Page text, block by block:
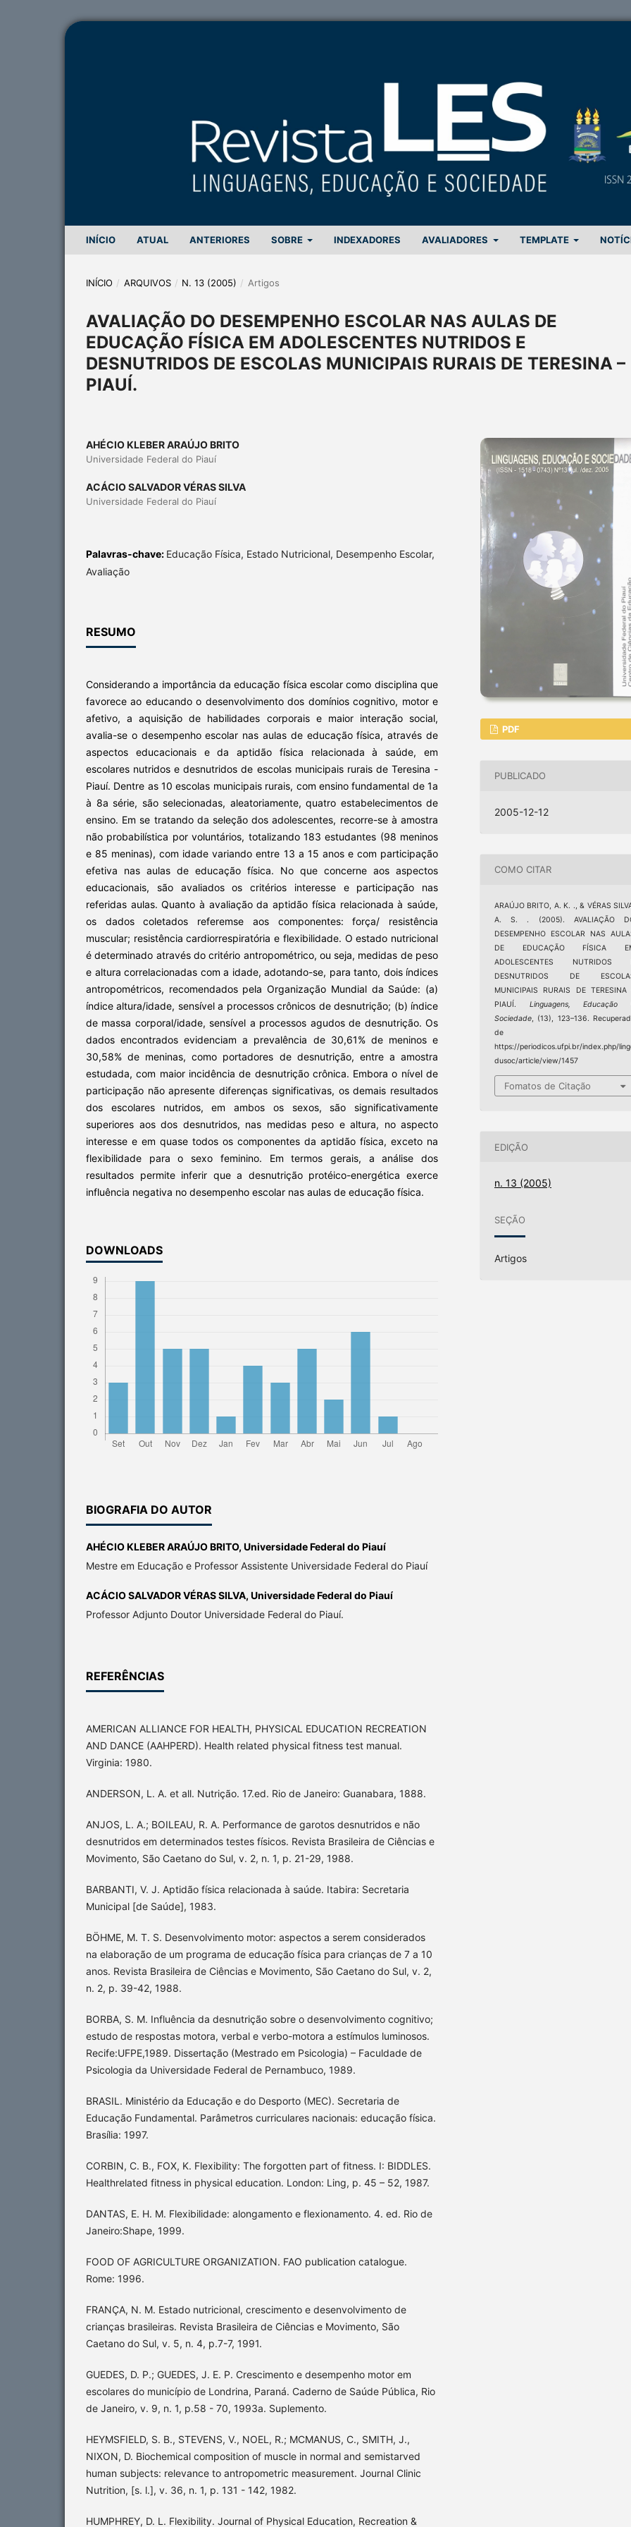
INÍCIO ATUAL ANTERIORES SOBRE INDEXADORES AVALIADORES TEMPLATE
INÍCIO / ARQUIVOS / N. 13 (2005) / Artigos
AVALIAÇÃO DO DESEMPENHO ESCOLAR NAS AULAS DE
EDUCAÇÃO FÍSICA EM ADOLESCENTES NUTRIDOS E
DESNUTRIDOS DE ESCOLAS MUNICIPAIS RURAIS DE TERESINA –
PIAUÍ.
AHÉCIO KLEBER ARAÚJO BRITO
Universidade Federal do Piauí
ACÁCIO SALVADOR VÉRAS SILVA
Universidade Federal do Piauí
Palavras-chave: Educação Física, Estado Nutricional, Desempenho Escolar,
Avaliação
RESUMO
Considerando a importância da educação física escolar como disciplina que
favorece ao educando o desenvolvimento dos domínios cognitivo, motor e
afetivo, a aquisição de habilidades corporais e maior interação social,
avalia-se o desempenho escolar nas aulas de educação física, através de
aspectos educacionais e da aptidão física relacionada à saúde, em
escolares nutridos e desnutridos de escolas municipais rurais de Teresina -
Piauí. Dentre as 10 escolas municipais rurais, com ensino fundamental de 1a
à 8a série, são selecionadas, aleatoriamente, quatro estabelecimentos de
ensino. Em se tratando da seleção dos adolescentes, recorre-se à amostra
não probabilística por voluntários, totalizando 183 estudantes (98 meninos
e 85 meninas), com idade variando entre 13 a 15 anos e com participação
efetiva nas aulas de educação física. No que concerne aos aspectos
educacionais, são avaliados os critérios interesse e participação nas
referidas aulas. Quanto à avaliação da aptidão física relacionada à saúde,
os dados coletados referemse aos componentes: força/ resistência
muscular; resistência cardiorrespiratória e flexibilidade. O estado nutricional
é determinado através do critério antropométrico, ou seja, medidas de peso
e altura correlacionadas com a idade, adotando-se, para tanto, dois índices
antropométricos, recomendados pela Organização Mundial da Saúde: (a)
índice altura/idade, sensível a processos crônicos de desnutrição; (b) índice
de massa corporal/idade, sensível a processos agudos de desnutrição. Os
dados encontrados evidenciam a prevalência de 30,61% de meninos e
30,58% de meninas, como portadores de desnutrição, entre a amostra
estudada, com maior incidência de desnutrição crônica. Embora o nível de
participação não apresente diferenças significativas, os demais resultados
dos escolares nutridos, em ambos os sexos, são significativamente
superiores aos dos desnutridos, nas medidas peso e altura, no aspecto
interesse e em quase todos os componentes da aptidão física, exceto na
flexibilidade para o sexo feminino. Em termos gerais, a análise dos
resultados permite inferir que a desnutrição protéico-energética exerce
influência negativa no desempenho escolar nas aulas de educação física.
DOWNLOADS
BIOGRAFIA DO AUTOR
AHÉCIO KLEBER ARAÚJO BRITO, Universidade Federal do Piauí
Mestre em Educação e Professor Assistente Universidade Federal do Piauí
ACÁCIO SALVADOR VÉRAS SILVA, Universidade Federal do Piauí
Professor Adjunto Doutor Universidade Federal do Piauí.
REFERÊNCIAS
AMERICAN ALLIANCE FOR HEALTH, PHYSICAL EDUCATION RECREATION
AND DANCE (AAHPERD). Health related physical fitness test manual.
Virginia: 1980.
ANDERSON, L. A. et all. Nutrição. 17.ed. Rio de Janeiro: Guanabara, 1888.
ANJOS, L. A.; BOILEAU, R. A. Performance de garotos desnutridos e não
desnutridos em determinados testes físicos. Revista Brasileira de Ciências e
Movimento, São Caetano do Sul, v. 2, n. 1, p. 21-29, 1988.
BARBANTI, V. J. Aptidão física relacionada à saúde. Itabira: Secretaria
Municipal [de Saúde], 1983.
BÖHME, M. T. S. Desenvolvimento motor: aspectos a serem considerados
na elaboração de um programa de educação física para crianças de 7 a 10
anos. Revista Brasileira de Ciências e Movimento, São Caetano do Sul, v. 2,
n. 2, p. 39-42, 1988.
BORBA, S. M. Influência da desnutrição sobre o desenvolvimento cognitivo;
estudo de respostas motora, verbal e verbo-motora a estímulos luminosos.
Recife:UFPE,1989. Dissertação (Mestrado em Psicologia) – Faculdade de
Psicologia da Universidade Federal de Pernambuco, 1989.
BRASIL. Ministério da Educação e do Desporto (MEC). Secretaria de
Educação Fundamental. Parâmetros curriculares nacionais: educação física.
Brasília: 1997.
CORBIN, C. B., FOX, K. Flexibility: The forgotten part of fitness. I: BIDDLES.
Healthrelated fitness in physical education. London: Ling, p. 45 – 52, 1987.
DANTAS, E. H. M. Flexibilidade: alongamento e flexionamento. 4. ed. Rio de
Janeiro:Shape, 1999.
FOOD OF AGRICULTURE ORGANIZATION. FAO publication catalogue.
Rome: 1996.
FRANÇA, N. M. Estado nutricional, crescimento e desenvolvimento de
crianças brasileiras. Revista Brasileira de Ciências e Movimento, São
Caetano do Sul, v. 5, n. 4, p.7-7, 1991.
GUEDES, D. P.; GUEDES, J. E. P. Crescimento e desempenho motor em
escolares do município de Londrina, Paraná. Caderno de Saúde Pública, Rio
de Janeiro, v. 9, n. 1, p.58 - 70, 1993a. Suplemento.
HEYMSFIELD, S. B., STEVENS, V., NOEL, R.; MCMANUS, C., SMITH, J.,
NIXON, D. Biochemical composition of muscle in normal and semistarved
human subjects: relevance to antropometric measurement. Journal Clinic
Nutrition, [s. l.], v. 36, n. 1, p. 131 - 142, 1982.
HUMPHREY, D. L. Flexibility. Journal of Physical Education, Recreation &
PDF
PUBLICADO
2005-12-12
COMO CITAR
ARAÚJO BRITO, A. K. ., & VÉRAS
A. S. . (2005). AVALIAÇÃO
DESEMPENHO ESCOLAR NAS
DE EDUCAÇÃO FÍSICA
ADOLESCENTES NUTRIDOS
DESNUTRIDOS DE
MUNICIPAIS RURAIS DE TERESINA
PIAUÍ. Linguagens, Educação
Sociedade, (13), 123–136.
de
https://periodicos.ufpi.br/index.php/
dusoc/article/view/1457
Fomatos de Citação
EDIÇÃO
n. 13 (2005)
SEÇÃO
Artigos